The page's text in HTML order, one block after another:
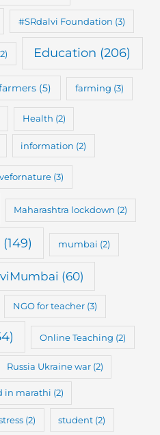
#SRdalvi Foundation (3)
Education (206)
(5) farming (3)
Health (2)
information (2)
(3)
Maharashtra lockdown (2)
(149) mumbai (2)
(60)
NGO for teacher (3)
Online Teaching (2)
Russia Ukraine war(2)
in marathi (2)
(2) student (2)